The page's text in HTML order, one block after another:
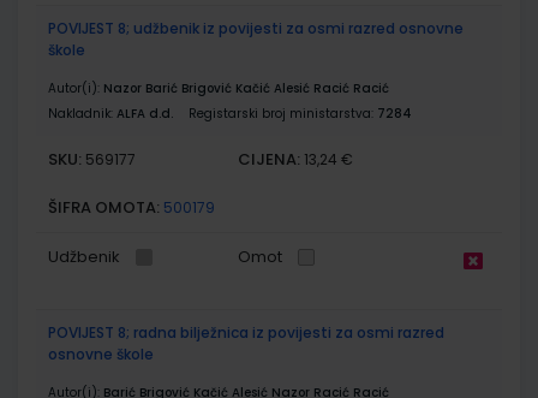
POVIJEST 8; udžbenik iz povijesti za osmi razred osnovne
škole
Autor(i): Nazor Barić Brigović Kačić Alesić Racić Racić
Nakladnik: ALFA d.d. Registarski broj ministarstva: 7284
SKU: 569177 CIJENA: 13,24 €
ŠIFRA OMOTA: 500179
Udžbenik Omot
POVIJEST 8; radna bilježnica iz povijesti za osmi razred
osnovne škole
Autor(i): Barić Brigović Kačić Alesić Nazor Racić Racić